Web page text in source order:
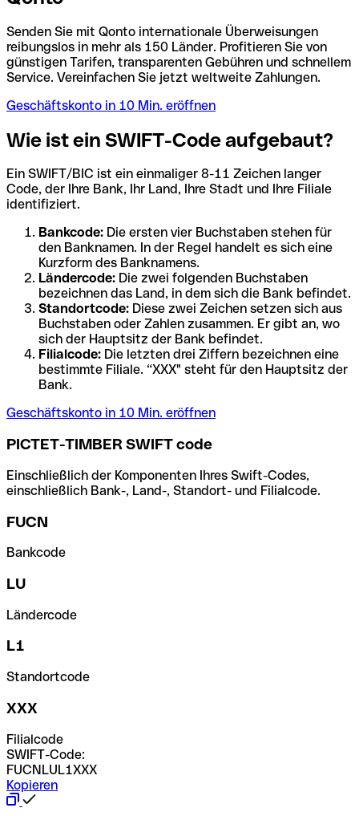
Senden Sie mit Qonto internationale Überweisungen
reibungslos in mehr als 150 Länder. Profitieren Sie von
günstigen Tarifen, transparenten Gebühren und schnellem
Service. Vereinfachen Sie jetzt weltweite Zahlungen.
Geschäftskonto in 10 Min. eröffnen
Wie ist ein SWIFT-Code aufgebaut?
Ein SWIFT/BIC ist ein einmaliger 8-11 Zeichen langer
Code, der Ihre Bank, Ihr Land, Ihre Stadt und Ihre Filiale
identifiziert.
Bankcode: Die ersten vier Buchstaben stehen für
den Banknamen. In der Regel handelt es sich eine
Kurzform des Banknamens.
Ländercode: Die zwei folgenden Buchstaben
bezeichnen das Land, in dem sich die Bank befindet.
Standortcode: Diese zwei Zeichen setzen sich aus
Buchstaben oder Zahlen zusammen. Er gibt an, wo
sich der Hauptsitz der Bank befindet.
Filialcode: Die letzten drei Ziffern bezeichnen eine
bestimmte Filiale. “XXX" steht für den Hauptsitz der
Bank.
Geschäftskonto in 10 Min. eröffnen
PICTET-TIMBER SWIFT code
Einschließlich der Komponenten Ihres Swift-Codes,
einschließlich Bank-, Land-, Standort- und Filialcode.
FUCN
Bankcode
LU
Ländercode
L1
Standortcode
XXX
Filialcode
SWIFT-Code:
FUCNLUL1XXX
Kopieren